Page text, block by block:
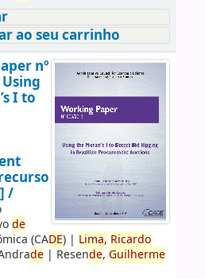
ao seu carrinho
nº
I to
/
de
(CADE)| Lima, Ricardo
de| Resende, Guilherme